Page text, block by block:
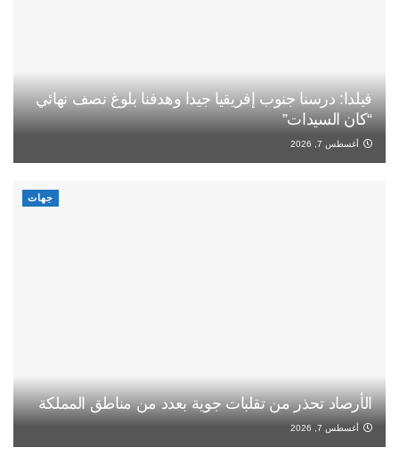
فيلدا: درسنا جنوب إفريقيا جيدا وهدفنا بلوغ نصف نهائي
“كان السيدات”
أغسطس 7, 2026
جهات
الأرصاد تحذر من تقلبات جوية بعدد من مناطق المملكة
أغسطس 7, 2026